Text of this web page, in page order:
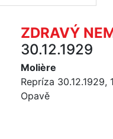
ZDRAVÝ
30.12.1929
Molière
Repríza
Opavě